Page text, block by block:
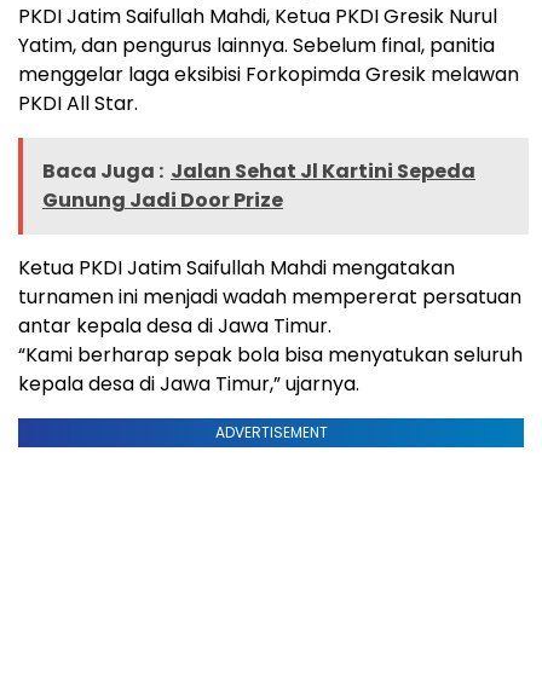
PKDI Jatim Saifullah Mahdi, Ketua PKDI Gresik Nurul
Yatim, dan pengurus lainnya. Sebelum final, panitia
menggelar laga eksibisi Forkopimda Gresik melawan
PKDI All Star.
Baca Juga : Jalan Sehat Jl Kartini Sepeda
Gunung Jadi Door Prize
Ketua PKDI Jatim Saifullah Mahdi mengatakan
turnamen ini menjadi wadah mempererat persatuan
antar kepala desa di Jawa Timur.
“Kami berharap sepak bola bisa menyatukan seluruh
kepala desa di Jawa Timur,” ujarnya.
ADVERTISEMENT